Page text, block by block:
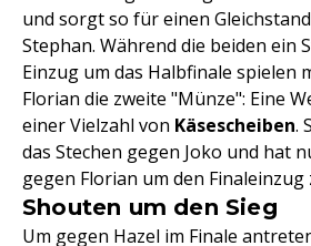
und sorgt so für einen
Stephan. Während die beiden ein
Einzug um das Halbfinale spielen
Florian die zweite "Münze": Eine
einer Vielzahl von Käsescheiben.
das Stechen gegen Joko und hat
gegen Florian um den Finaleinzug
Shouten um den Sieg
Um gegen Hazel im Finale